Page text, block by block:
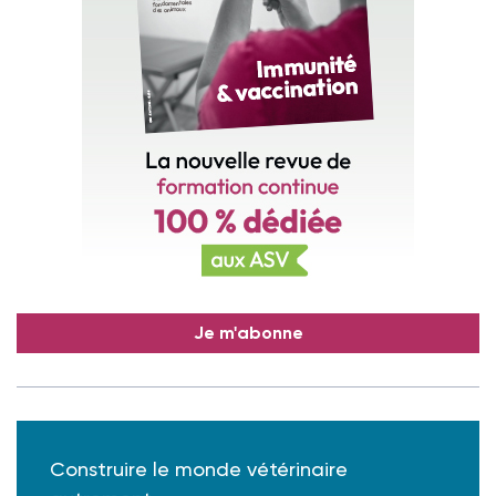
Je m'abonne
Construire le monde vétérinaire